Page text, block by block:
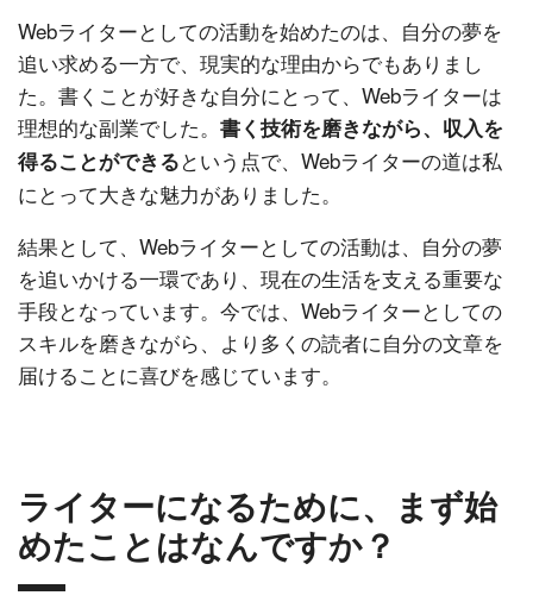
Webライターとしての活動を始めたのは、自分の夢を
追い求める一方で、現実的な理由からでもありまし
た。書くことが好きな自分にとって、Webライターは
理想的な副業でした。 書く技術を磨きながら、収入を
得ることができるという点で、Webライターの道は私
にとって大きな魅力がありました。
結果として、Webライターとしての活動は、自分の夢
を追いかける一環であり、現在の生活を支える重要な
手段となっています。今では、Webライターとしての
スキルを磨きながら、より多くの読者に自分の文章を
届けることに喜びを感じています。
ライターになるために、まず始
めたことはなんですか？